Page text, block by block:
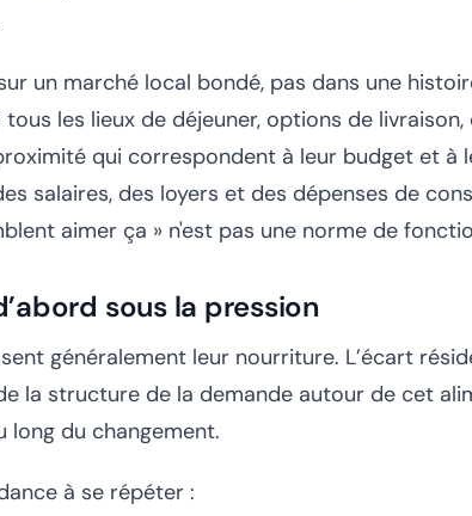
un marché local bondé, pas dans une
les lieux de déjeuner, options de livraison,
qui correspondent à leur budget et à
salaires, des loyers et des dépenses de
aimer ça » n'est pas une norme de
sous la pression
généralement leur nourriture. L’écart
la structure de la demande autour de cet
long du changement.
à se répéter :